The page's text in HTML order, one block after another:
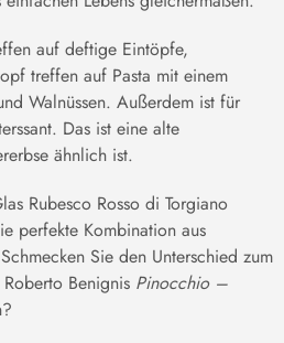
auf deftige Eintöpfe,
treffen auf Pasta mit einem
Walnüssen. Außerdem ist für
Das ist eine alte
ähnlich ist.
Rubesco Rosso di Torgiano
perfekte Kombination aus
Sie den Unterschied zum
Benignis Pinocchio –